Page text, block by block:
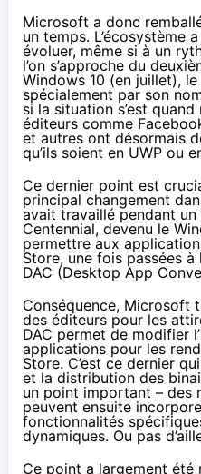
Microsoft a donc
un temps. L’écosystème
évoluer, même si à un
l’on s’approche du
Windows 10 (en juillet),
spécialement par son
si la situation s’est
éditeurs comme
et autres ont désormais
qu’ils soient en UWP ou
Ce dernier point est
principal changement
avait travaillé pendant
Centennial, devenu le
permettre aux
Store, une fois passées à
DAC (Desktop App
Conséquence, Microsoft
des éditeurs pour les
DAC permet de modifier
applications pour les
Store. C’est ce dernier
et la distribution des
un point important – des
peuvent ensuite
fonctionnalités
dynamiques. Ou pas
Ce point a largement été